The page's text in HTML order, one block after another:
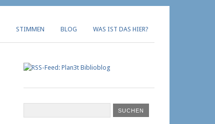
STIMMEN BLOG WAS IST DAS HIER?